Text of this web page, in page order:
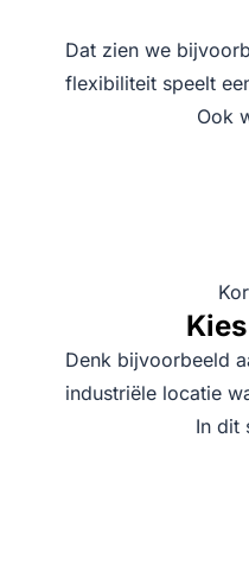
Dat zien we
flexibiliteit speelt
Ook
Denk bijvoorbeeld
industriële locatie
In dit